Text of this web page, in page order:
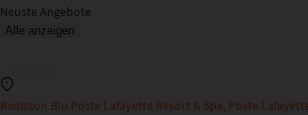
Neuste Angebote
Alle anzeigen
Radisson Blu Poste Lafayette Resort & Spa, Poste